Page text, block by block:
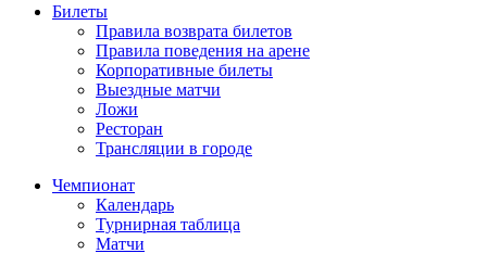
Билеты
Правила возврата билетов
Правила поведения на арене
Корпоративные билеты
Выездные матчи
Ложи
Ресторан
Трансляции в городе
Чемпионат
Календарь
Турнирная таблица
Матчи